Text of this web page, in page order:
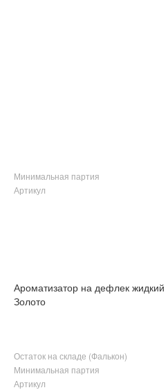
Минимальная партия
Артикул
Ароматизатор на дефлек жидкий
Золото
Остаток на складе (Фалькон)
Минимальная партия
Артикул